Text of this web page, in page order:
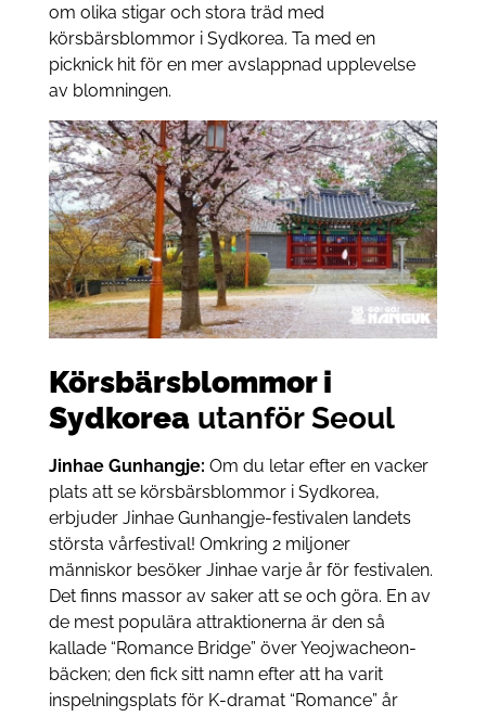
om olika stigar och stora träd med
körsbärsblommor i Sydkorea. Ta med en
picknick hit för en mer avslappnad upplevelse
av blomningen.
Körsbärsblommor i
Sydkoreautanför Seoul
Jinhae Gunhangje: Om du letar efter en vacker
plats att se körsbärsblommor i Sydkorea,
erbjuder Jinhae Gunhangje-festivalen landets
största vårfestival! Omkring 2 miljoner
människor besöker Jinhae varje år för festivalen.
Det finns massor av saker att se och göra. En av
de mest populära attraktionerna är den så
kallade “Romance Bridge” över Yeojwacheon-
bäcken; den fick sitt namn efter att ha varit
inspelningsplats för K-dramat “Romance” år